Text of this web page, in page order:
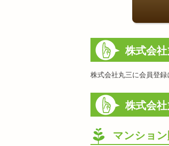
株式会
株式会社丸三に会員登録
株式会
マンション